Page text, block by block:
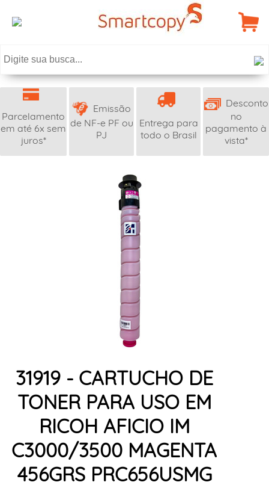
Parcelamento
em até 6x sem
juros*
Emissão
de NF-e PF ou
PJ
Entrega para
todo o Brasil
Desconto
no
pagamento à
vista*
31919 - CARTUCHO DE
TONER PARA USO EM
RICOH AFICIO IM
C3000/3500 MAGENTA
456GRS PRC656USMG